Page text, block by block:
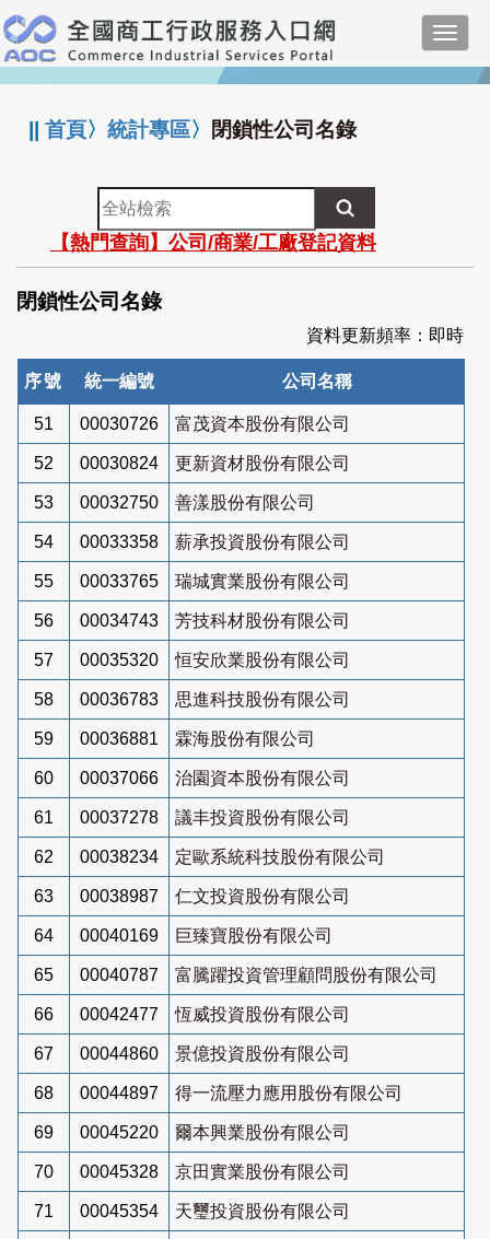
跳
到
主
要
:::
||首頁〉統計專區〉 閉鎖性公司名錄
全
站
檢
索
【熱門查詢】公司/商業/工廠登記資料
閉鎖性公司名錄
資料更新頻率：即時
序號 統一編號 公司名稱
51 00030726 富茂資本股份有限公司
52 00030824 更新資材股份有限公司
53 00032750 善漾股份有限公司
54 00033358 薪承投資股份有限公司
55 00033765 瑞城實業股份有限公司
56 00034743 芳技科材股份有限公司
57 00035320 恒安欣業股份有限公司
58 00036783 思進科技股份有限公司
59 00036881 霖海股份有限公司
60 00037066 治園資本股份有限公司
61 00037278 議丰投資股份有限公司
62 00038234 定歐系統科技股份有限公司
63 00038987 仁文投資股份有限公司
64 00040169 巨臻寶股份有限公司
65 00040787 富騰躍投資管理顧問股份有限公司
66 00042477 恆威投資股份有限公司
67 00044860 景億投資股份有限公司
68 00044897 得一流壓力應用股份有限公司
69 00045220 爾本興業股份有限公司
70 00045328 京田實業股份有限公司
71 00045354 天璽投資股份有限公司